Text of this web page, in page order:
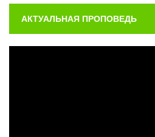
АКТУАЛЬНАЯ ПРОПОВЕДЬ